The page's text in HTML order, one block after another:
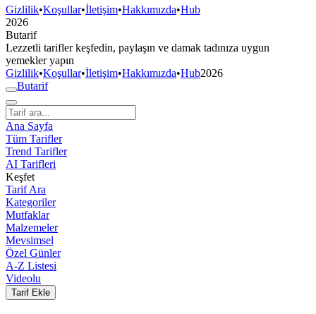
Gizlilik•Koşullar•İletişim•Hakkımızda•Hub
2026
Butarif
Lezzetli tarifler keşfedin, paylaşın ve damak tadınıza uygun
yemekler yapın
Gizlilik•Koşullar•İletişim•Hakkımızda•Hub2026
Butarif
Ana Sayfa
Tüm Tarifler
Trend Tarifler
AI Tarifleri
Keşfet
Tarif Ara
Kategoriler
Mutfaklar
Malzemeler
Mevsimsel
Özel Günler
A-Z Listesi
Videolu
Tarif Ekle